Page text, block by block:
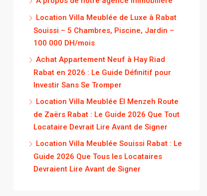
Location Villa Meublée de Luxe à Rabat
Souissi – 5 Chambres, Piscine, Jardin –
100 000 DH/mois
Achat Appartement Neuf à Hay Riad
Rabat en 2026 : Le Guide Définitif pour
Investir Sans Se Tromper
Location Villa Meublée El Menzeh Route
de Zaërs Rabat : Le Guide 2026 Que Tout
Locataire Devrait Lire Avant de Signer
Location Villa Meublée Souissi Rabat : Le
Guide 2026 Que Tous les Locataires
Devraient Lire Avant de Signer